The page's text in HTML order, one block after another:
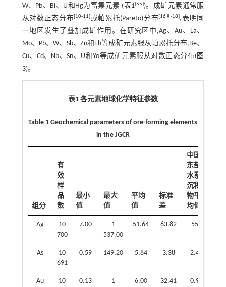
W、Pb、Bi、U和Hg为富集元素 (表1[55])。成矿元素通常服
从对数正态分布[10-11] 或帕累托(Pareto)分布[16⇓-18],表明同
一地区发生了叠加成矿作用。在研究区中,Ag、Au、La、
Mo、Pb、W、Sb、Zn和Th等成矿元素服从帕累托分布,Be、
Cu、Cd、Nb、Sn、U和Yo等成矿元素服从对数正态分布(图
3)。
表1 各元素地球化学特征参数
Table 1 Geochemical parameters of ore-forming elements
in the JGCR
组分
有
效
样
品
数
最小
值
最大
值
平均
值
标准
差
中国
东部
水系
沉积
物平
均值
Ag
10
700
7.00
1
537.00
51.64 63.82 55
As
10
691
0.59 149.20 5.84 3.38 2.4
Au
10
0.13
1
6.00 32.41 0.9